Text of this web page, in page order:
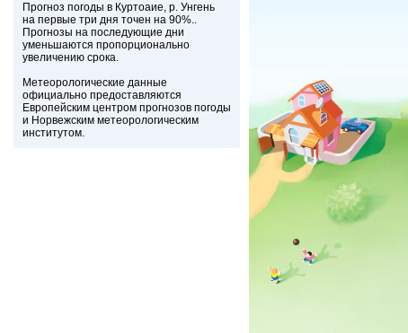
Прогноз погоды в Куртоаие, р. Унгень
на первые три дня точен на 90%..
Прогнозы на последующие дни
уменьшаются пропорционально
увеличению срока.
Метеорологические данные
официально предоставляются
Европейским центром прогнозов погоды
и Норвежским метеорологическим
институтом.